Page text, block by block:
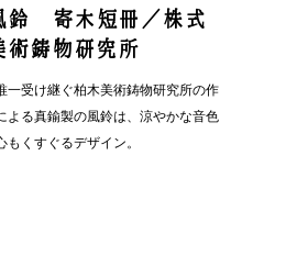
鈴 寄木短冊／株式
鋳物研究所
一受け継ぐ柏木美術鋳物研究所の作
よる真鍮製の風鈴は、涼やかな音色
くすぐるデザイン。